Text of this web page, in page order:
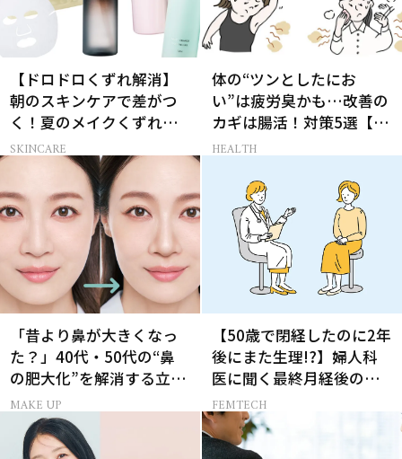
【ドロドロくずれ解消】
朝のスキンケアで差がつ
く！夏のメイクくずれ防
止術
SKINCARE
体の“ツンとしたにお
い”は疲労臭かも…改善の
カギは腸活！対策5選【医
師監修】
HEALTH
「昔より鼻が大きくなっ
た？」40代・50代の“鼻
の肥大化”を解消する立体
小鼻メイク
MAKE UP
【50歳で閉経したのに2年
後にまた生理!?】婦人科
医に聞く最終月経後の出
血の対処法
FEMTECH